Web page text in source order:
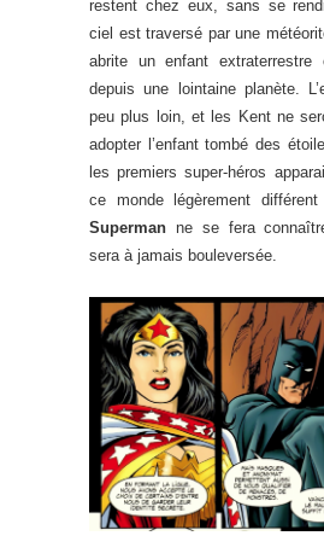
restent chez eux, sans se
ciel est traversé par une
abrite un enfant extraterrestre
depuis une lointaine planète.
peu plus loin, et les Kent ne
adopter l’enfant tombé des
les premiers super-héros
ce monde légèrement
Superman ne se fera
sera à jamais bouleversée.